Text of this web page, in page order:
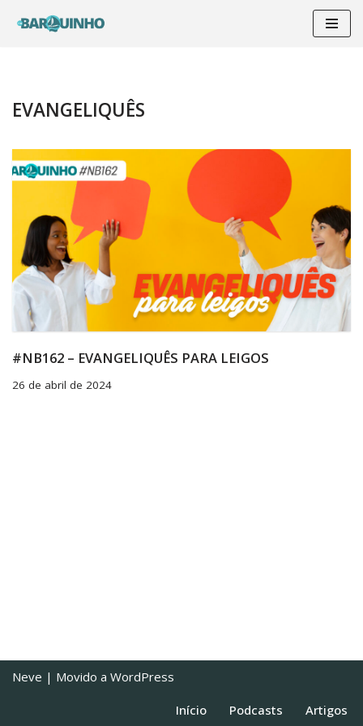
conteúdo
EVANGELIQUÊS
#NB162 – EVANGELIQUÊS PARA LEIGOS
26 de abril de 2024
Neve | Movido a WordPress
Início Podcasts Artigos